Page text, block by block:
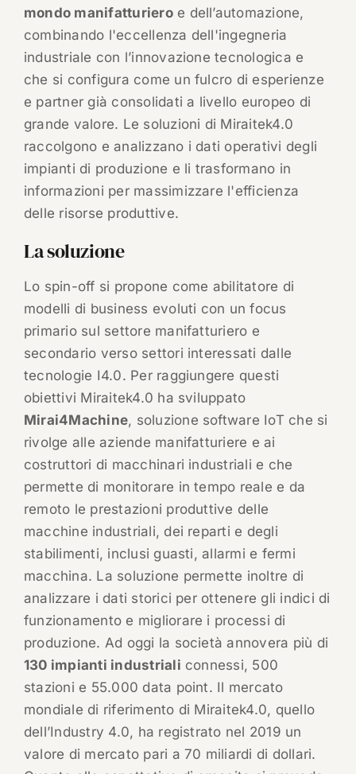
mondo manifatturieroe dell’automazione,
combinando l'eccellenza dell'ingegneria
industriale con l’innovazione tecnologica e
che si configura come un fulcro di esperienze
e partner già consolidati a livello europeo di
grande valore. Le soluzioni di Miraitek4.0
raccolgono e analizzano i dati operativi degli
impianti di produzione e li trasformano in
informazioni per massimizzare l'efficienza
delle risorse produttive.
La soluzione
Lo spin-off si propone come abilitatore di
modelli di business evoluti con un focus
primario sul settore manifatturiero e
secondario verso settori interessati dalle
tecnologie I4.0. Per raggiungere questi
obiettivi Miraitek4.0 ha sviluppato
Mirai4Machine, soluzione software IoT che si
rivolge alle aziende manifatturiere e ai
costruttori di macchinari industriali e che
permette di monitorare in tempo reale e da
remoto le prestazioni produttive delle
macchine industriali, dei reparti e degli
stabilimenti, inclusi guasti, allarmi e fermi
macchina. La soluzione permette inoltre di
analizzare i dati storici per ottenere gli indici di
funzionamento e migliorare i processi di
produzione. Ad oggi la società annovera più di
130 impianti industriali connessi, 500
stazioni e 55.000 data point. Il mercato
mondiale di riferimento di Miraitek4.0, quello
dell’Industry 4.0, ha registrato nel 2019 un
valore di mercato pari a 70 miliardi di dollari.